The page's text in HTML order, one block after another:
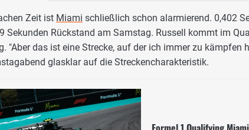
Zeit ist Miami schließlich schon alarmierend. 0,402
Sekunden Rückstand am Samstag. Russell kommt im
"Aber das ist eine Strecke, auf der ich immer zu kämpfen
glasklar auf die Streckencharakteristik.